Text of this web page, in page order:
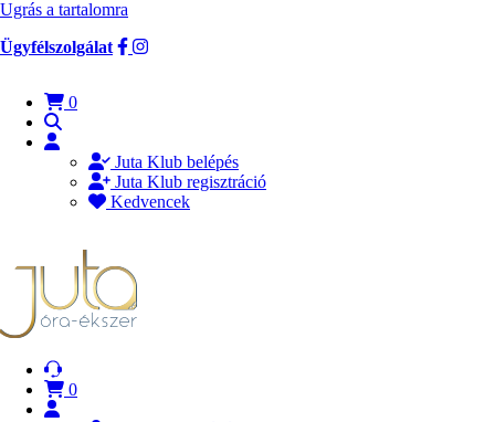
Ugrás a tartalomra
Ügyfélszolgálat
0
Juta Klub belépés
Juta Klub regisztráció
Kedvencek
0